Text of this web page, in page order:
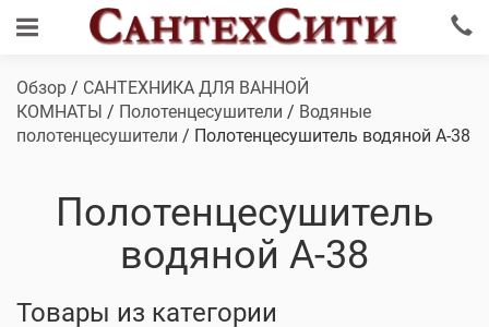
Обзор / САНТЕХНИКА ДЛЯ ВАННОЙ
КОМНАТЫ / Полотенцесушители / Водяные
полотенцесушители / Полотенцесушитель водяной А-38
Полотенцесушитель
водяной А-38
Товары из категории